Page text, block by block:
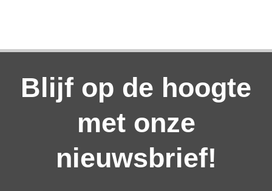
Blijf op de hoogte
met onze
nieuwsbrief!